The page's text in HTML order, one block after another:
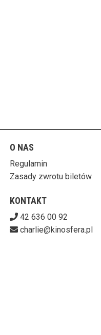
O NAS
Regulamin
Zasady zwrotu biletów
KONTAKT
42 636 00 92
charlie@kinosfera.pl